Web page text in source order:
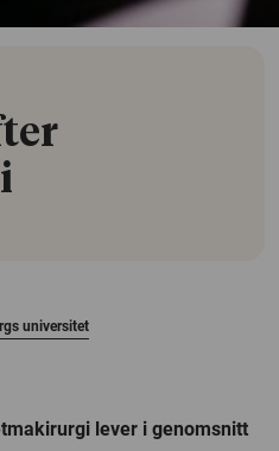
universitet
lever i genomsnitt